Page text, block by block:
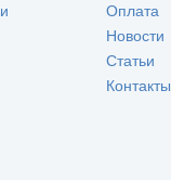
Оплата
Новости
Статьи
Контакты